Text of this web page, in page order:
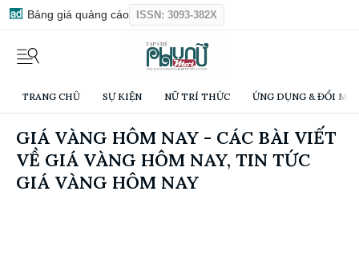
Bảng giá quảng cáo ISSN: 3093-382X
TRANG CHỦ SỰ KIỆN NỮ TRÍ THỨC ỨNG DỤNG & ĐỔI
GIÁ VÀNG HÔM NAY - CÁC BÀI VIẾT
VỀ GIÁ VÀNG HÔM NAY, TIN TỨC
GIÁ VÀNG HÔM NAY